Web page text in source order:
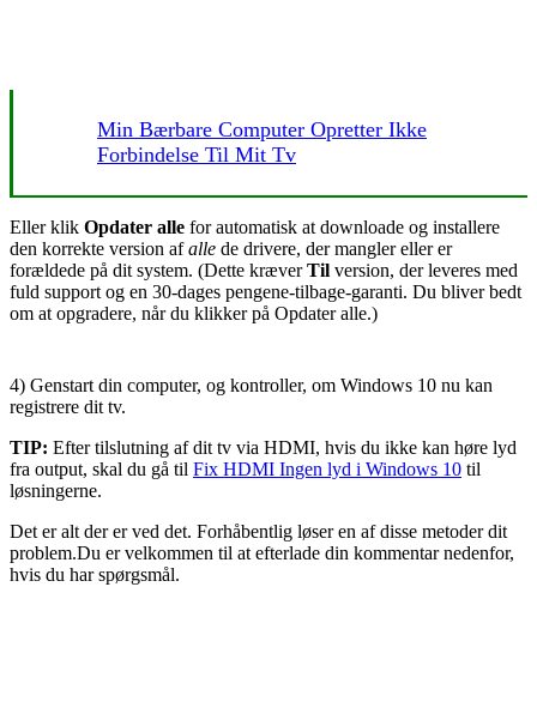
Min Bærbare Computer Opretter Ikke
Forbindelse Til Mit Tv
Eller klik Opdater alle for automatisk at downloade og installere
den korrekte version af alle de drivere, der mangler eller er
forældede på dit system. (Dette kræverTil version, der leveres med
fuld support og en 30-dages pengene-tilbage-garanti. Du bliver bedt
om at opgradere, når du klikker på Opdater alle.)
4) Genstart din computer, og kontroller, om Windows 10 nu kan
registrere dit tv.
TIP: Efter tilslutning af dit tv via HDMI, hvis du ikke kan høre lyd
fra output, skal du gå til Fix HDMI Ingen lyd i Windows 10 til
løsningerne.
Det er alt der er ved det. Forhåbentlig løser en af ​​disse metoder dit
problem.Du er velkommen til at efterlade din kommentar nedenfor,
hvis du har spørgsmål.